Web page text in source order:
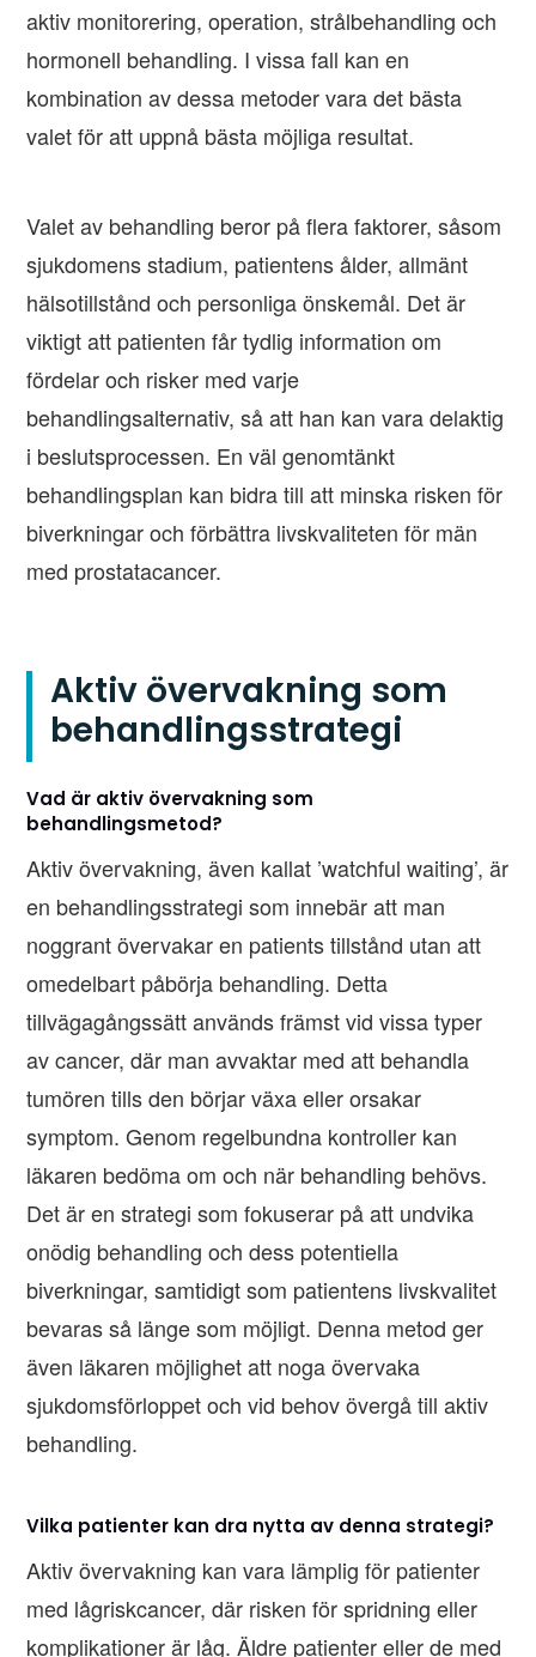
aktiv monitorering, operation, strålbehandling och
hormonell behandling. I vissa fall kan en
kombination av dessa metoder vara det bästa
valet för att uppnå bästa möjliga resultat.
Valet av behandling beror på flera faktorer, såsom
sjukdomens stadium, patientens ålder, allmänt
hälsotillstånd och personliga önskemål. Det är
viktigt att patienten får tydlig information om
fördelar och risker med varje
behandlingsalternativ, så att han kan vara delaktig
i beslutsprocessen. En väl genomtänkt
behandlingsplan kan bidra till att minska risken för
biverkningar och förbättra livskvaliteten för män
med prostatacancer.
Aktiv övervakning som
behandlingsstrategi
Vad är aktiv övervakning som
behandlingsmetod?
Aktiv övervakning, även kallat ’watchful waiting’, är
en behandlingsstrategi som innebär att man
noggrant övervakar en patients tillstånd utan att
omedelbart påbörja behandling. Detta
tillvägagångssätt används främst vid vissa typer
av cancer, där man avvaktar med att behandla
tumören tills den börjar växa eller orsakar
symptom. Genom regelbundna kontroller kan
läkaren bedöma om och när behandling behövs.
Det är en strategi som fokuserar på att undvika
onödig behandling och dess potentiella
biverkningar, samtidigt som patientens livskvalitet
bevaras så länge som möjligt. Denna metod ger
även läkaren möjlighet att noga övervaka
sjukdomsförloppet och vid behov övergå till aktiv
behandling.
Vilka patienter kan dra nytta av denna strategi?
Aktiv övervakning kan vara lämplig för patienter
med lågriskcancer, där risken för spridning eller
komplikationer är låg. Äldre patienter eller de med